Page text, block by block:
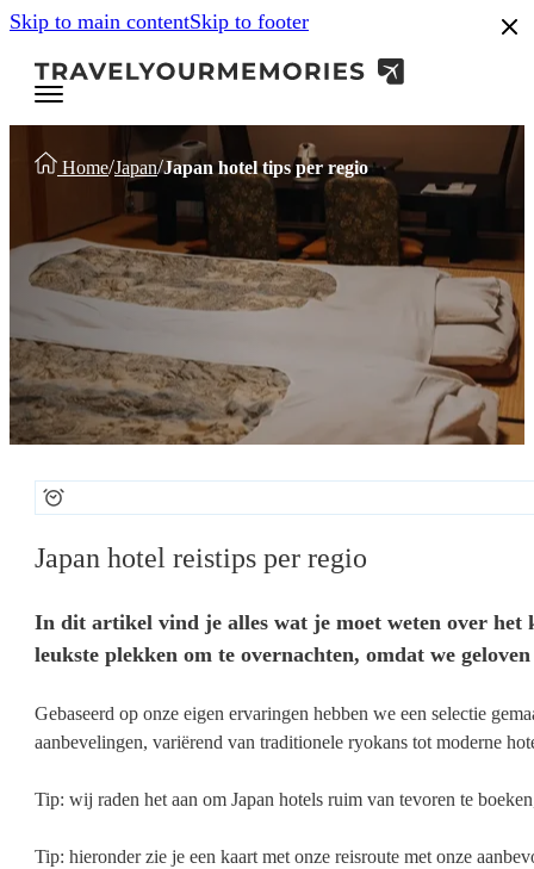
Skip to main contentSkip to footer
Home/Japan/Japan hotel tips per regio
Japan hotel reistips per regio
In dit artikel vind je alles wat je moet weten over het
leukste plekken om te overnachten, omdat we
Gebaseerd op onze eigen ervaringen hebben we een selectie
aanbevelingen, variërend van traditionele ryokans tot moderne
Tip: wij raden het aan om Japan hotels ruim van tevoren te
Tip: hieronder zie je een kaart met onze reisroute met onze